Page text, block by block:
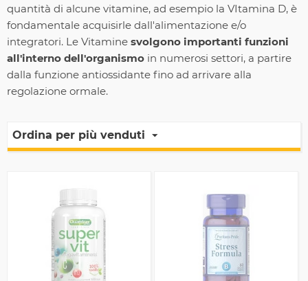
quantità di alcune vitamine, ad esempio la VItamina D, è
fondamentale acquisirle dall'alimentazione e/o
integratori. Le Vitamine svolgono importanti funzioni
all'interno dell'organismo in numerosi settori, a partire
dalla funzione antiossidante fino ad arrivare alla
regolazione ormale.
Ordina per più venduti